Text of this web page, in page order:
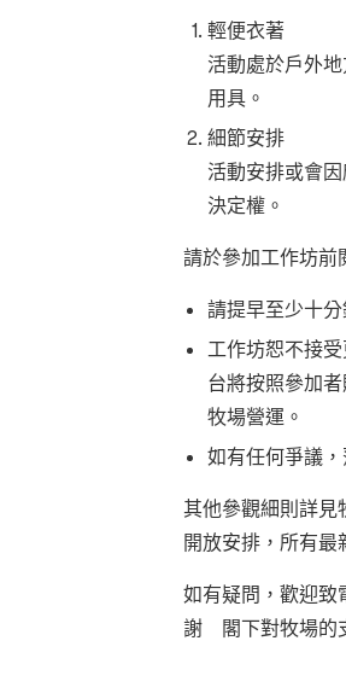
輕便衣著
活動處於戶外
用具。
細節安排
活動安排或會
決定權。
請於參加工作坊前
請提早至少十
工作坊恕不接
台將按照參加
牧場營運。
如有任何爭議
其他參觀細則詳見
開放安排，所有最
如有疑問，歡迎致
謝 閣下對牧場的